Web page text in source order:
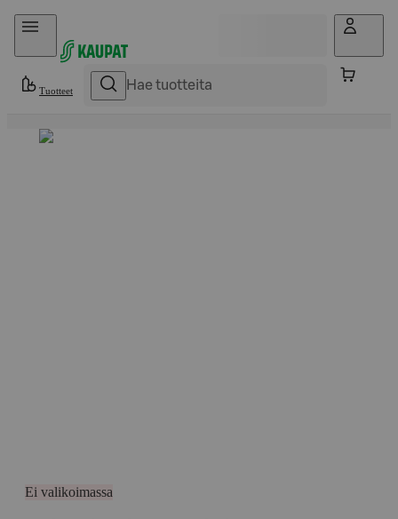
Hyppää sisältöön
Tuotteet
Ei valikoimassa